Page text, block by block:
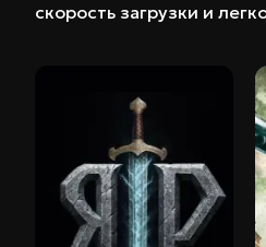
скорость загрузки и